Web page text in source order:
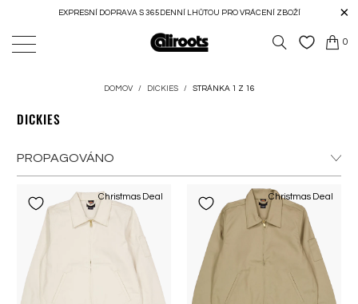
EXPRESNÍ DOPRAVA S 365DENNÍ LHŮTOU PRO VRÁCENÍ ZBOŽÍ
0
DOMOV / DICKIES / STRÁNKA 1 Z 16
DICKIES
Christmas Deal Christmas Deal